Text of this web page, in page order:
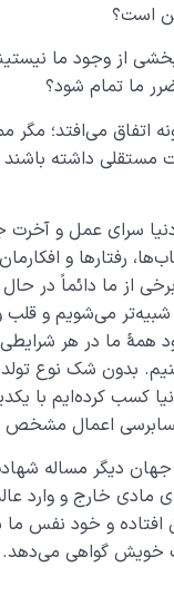
است؟
از وجود ما
ما تمام شود؟
اتفاق می‌افتد؛ مگر
داشته باشند
سرای عمل و آخرت
رفتارها و
از ما دائماً در حال
شبیه‌تر می‌شویم ‌و
ما در هر شرایطی
بدون شک نوع
کسب کرده‌ایم با
اعمال مشخص
دیگر مساله
مادی خارج و وارد
افتاده و خود نفس
خویش گواهی می‌دهد.